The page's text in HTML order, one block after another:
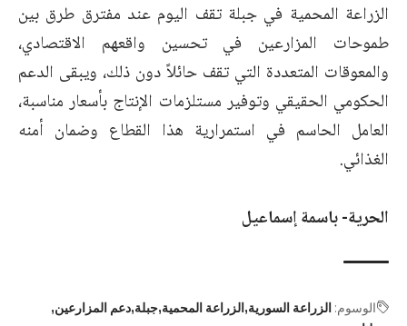
الزراعة المحمية في جبلة تقف اليوم عند مفترق طرق بين
طموحات المزارعين في تحسين واقعهم الاقتصادي،
والمعوقات المتعددة التي تقف حائلاً دون ذلك، ويبقى الدعم
الحكومي الحقيقي وتوفير مستلزمات الإنتاج بأسعار مناسبة،
العامل الحاسم في استمرارية هذا القطاع وضمان أمنه
الغذائي.
الحرية- باسمة إسماعيل
الوسوم: الزراعة السورية الزراعة المحمية جبلة دعم المزارعين